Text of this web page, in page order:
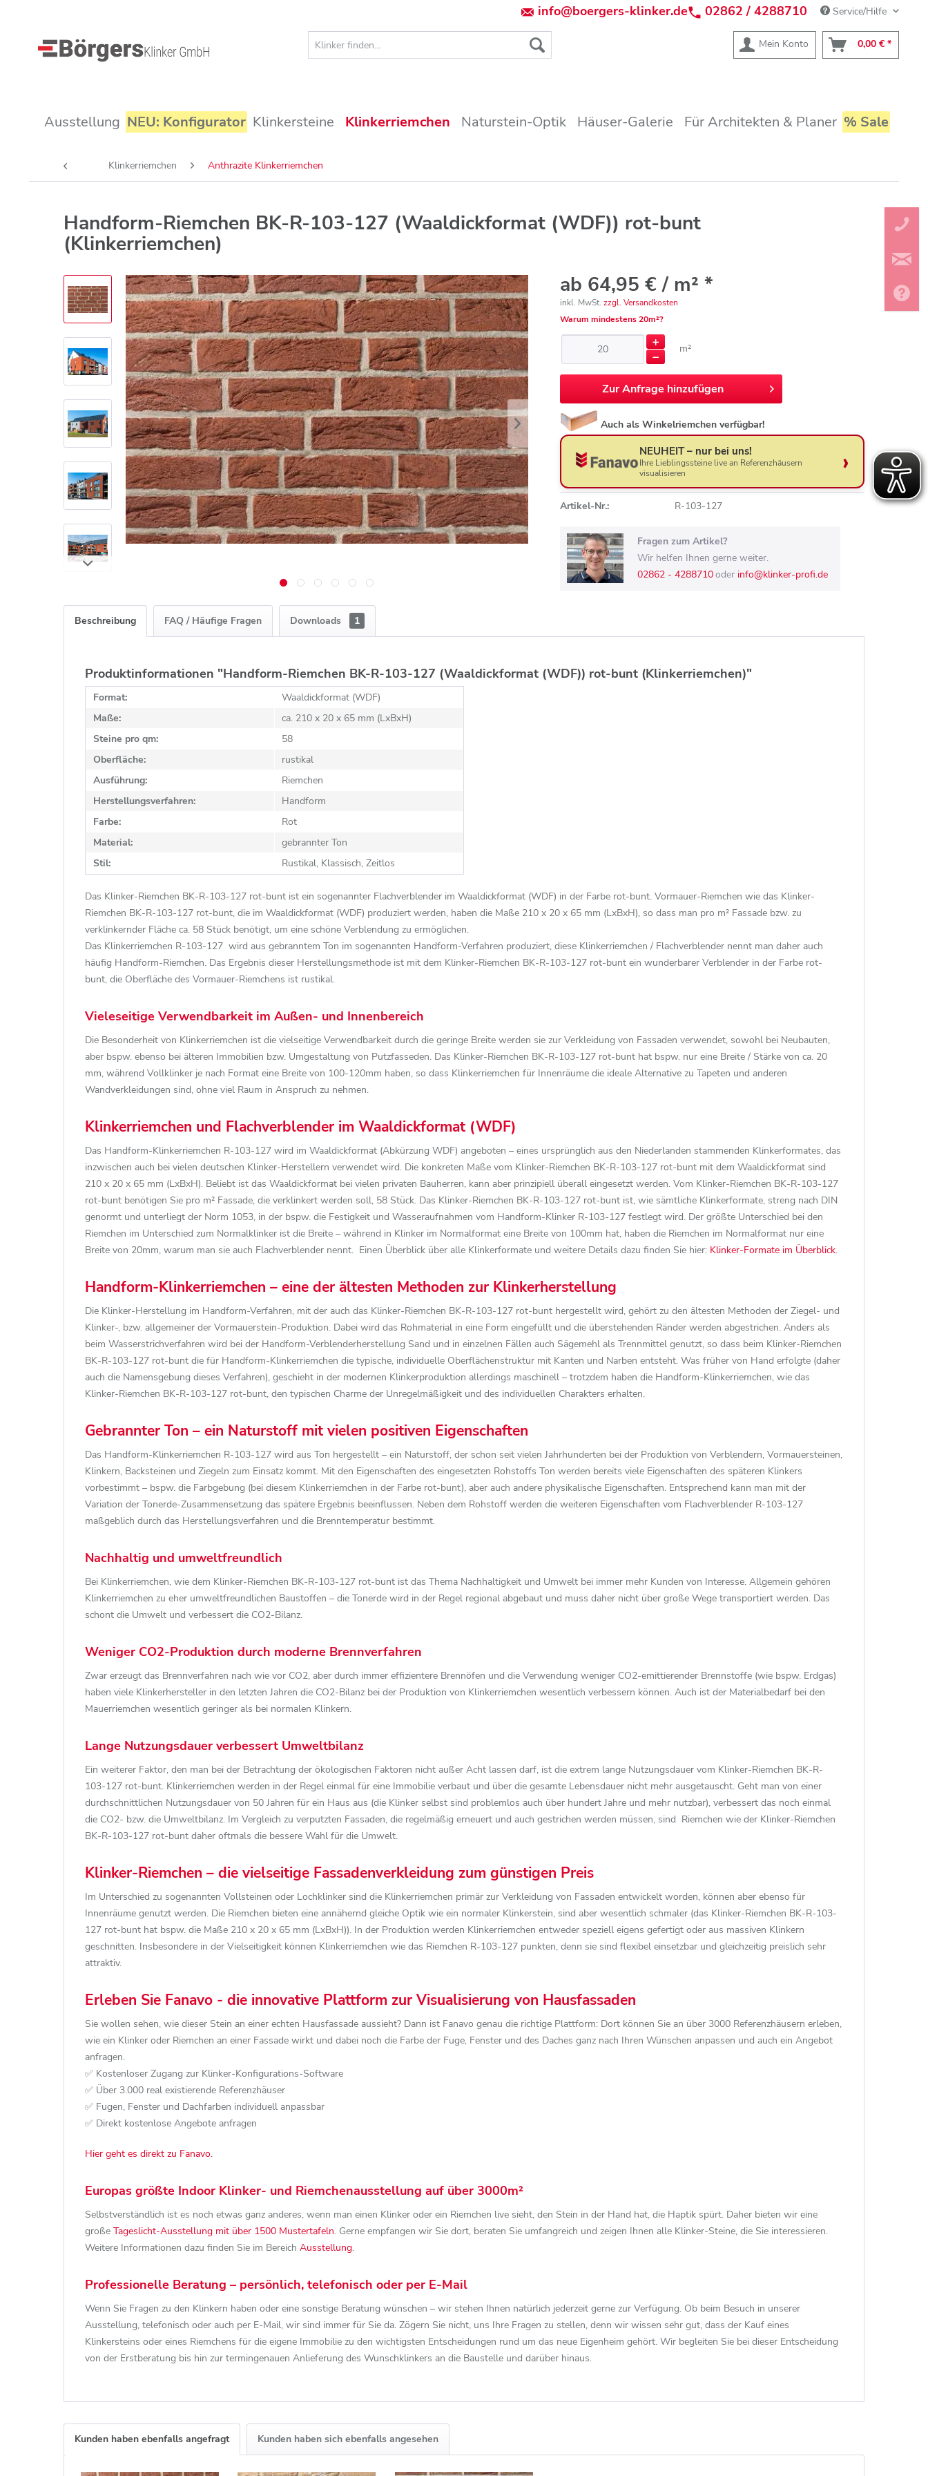
info@boergers-klinker.de 02862 / 4288710 Service/Hilfe
Mein Konto 0,00 € *
Ausstellung NEU: Konfigurator Klinkersteine Klinkerriemchen Naturstein-Optik Häuser-Galerie Für Architekten & Planer % Sale
Klinkerriemchen Anthrazite Klinkerriemchen
Handform-Riemchen BK-R-103-127 (Waaldickformat (WDF)) rot-bunt
(Klinkerriemchen)
ab 64,95 € / m² *
inkl. MwSt.zzgl. Versandkosten
Warum mindestens 20m²?
m²
ZurAnfrage hinzufügen
Auch als Winkelriemchen verfügbar!
NEUHEIT – nur bei uns!
Ihre Lieblingssteine live an Referenzhäusern
visualisieren
Artikel-Nr.: R-103-127
Fragen zum Artikel?
Wir helfen Ihnen gerne weiter.
02862 - 4288710oder info@klinker-profi.de
Beschreibung FAQ / Häufige Fragen Downloads 1
Produktinformationen "Handform-Riemchen BK-R-103-127 (Waaldickformat (WDF)) rot-bunt (Klinkerriemchen)"
Format:
Waaldickformat (WDF)
Maße:
ca. 210 x 20 x 65 mm (LxBxH)
Steine pro qm:
58
Oberfläche:
rustikal
Ausführung:
Riemchen
Herstellungsverfahren:
Handform
Farbe:
Rot
Material:
gebrannter Ton
Stil:
Rustikal, Klassisch, Zeitlos
Das Klinker-Riemchen BK-R-103-127 rot-bunt ist ein sogenannter Flachverblender im Waaldickformat (WDF) in der Farbe rot-bunt. Vormauer-Riemchen wie das Klinker-
Riemchen BK-R-103-127 rot-bunt, die im Waaldickformat (WDF) produziert werden, haben die Maße 210 x 20 x 65 mm (LxBxH), so dass man pro m² Fassade bzw. zu
verklinkernder Fläche ca. 58 Stück benötigt, um eine schöne Verblendung zu ermöglichen.
Das Klinkerriemchen R-103-127 wird aus gebranntem Ton im sogenannten Handform-Verfahren produziert, diese Klinkerriemchen / Flachverblender nennt man daher auch
häufig Handform-Riemchen. Das Ergebnis dieser Herstellungsmethode ist mit dem Klinker-Riemchen BK-R-103-127 rot-bunt ein wunderbarer Verblender in der Farbe rot-
bunt, die Oberfläche des Vormauer-Riemchens ist rustikal.
Vieleseitige Verwendbarkeit im Außen- und Innenbereich
Die Besonderheit von Klinkerriemchen ist die vielseitige Verwendbarkeit durch die geringe Breite werden sie zur Verkleidung von Fassaden verwendet, sowohl bei Neubauten,
aber bspw. ebenso bei älteren Immobilien bzw. Umgestaltung von Putzfasseden. Das Klinker-Riemchen BK-R-103-127 rot-bunt hat bspw. nur eine Breite / Stärke von ca. 20
mm, während Vollklinker je nach Format eine Breite von 100-120mm haben, so dass Klinkerriemchen für Innenräume die ideale Alternative zu Tapeten und anderen
Wandverkleidungen sind, ohne viel Raum in Anspruch zu nehmen.
Klinkerriemchen und Flachverblender im Waaldickformat (WDF)
Das Handform-Klinkerriemchen R-103-127 wird im Waaldickformat (Abkürzung WDF) angeboten – eines ursprünglich aus den Niederlanden stammenden Klinkerformates, das
inzwischen auch bei vielen deutschen Klinker-Herstellern verwendet wird. Die konkreten Maße vom Klinker-Riemchen BK-R-103-127 rot-bunt mit dem Waaldickformat sind
210 x 20 x 65 mm (LxBxH). Beliebt ist das Waaldickformat bei vielen privaten Bauherren, kann aber prinzipiell überall eingesetzt werden. Vom Klinker-Riemchen BK-R-103-127
rot-bunt benötigen Sie pro m² Fassade, die verklinkert werden soll, 58 Stück. Das Klinker-Riemchen BK-R-103-127 rot-bunt ist, wie sämtliche Klinkerformate, streng nach DIN
genormt und unterliegt der Norm 1053, in der bspw. die Festigkeit und Wasseraufnahmen vom Handform-Klinker R-103-127 festlegt wird. Der größte Unterschied bei den
Riemchen im Unterschied zum Normalklinker ist die Breite – während in Klinker im Normalformat eine Breite von 100mm hat, haben die Riemchen im Normalformat nur eine
Breite von 20mm, warum man sie auch Flachverblender nennt. Einen Überblick über alle Klinkerformate und weitere Details dazu finden Sie hier: Klinker-Formate im Überblick.
Handform-Klinkerriemchen – eine der ältesten Methoden zur Klinkerherstellung
Die Klinker-Herstellung im Handform-Verfahren, mit der auch das Klinker-Riemchen BK-R-103-127 rot-bunt hergestellt wird, gehört zu den ältesten Methoden der Ziegel- und
Klinker-, bzw. allgemeiner der Vormauerstein-Produktion. Dabei wird das Rohmaterial in eine Form eingefüllt und die überstehenden Ränder werden abgestrichen. Anders als
beim Wasserstrichverfahren wird bei der Handform-Verblenderherstellung Sand und in einzelnen Fällen auch Sägemehl als Trennmittel genutzt, so dass beim Klinker-Riemchen
BK-R-103-127 rot-bunt die für Handform-Klinkerriemchen die typische, individuelle Oberflächenstruktur mit Kanten und Narben entsteht. Was früher von Hand erfolgte (daher
auch die Namensgebung dieses Verfahren), geschieht in der modernen Klinkerproduktion allerdings maschinell – trotzdem haben die Handform-Klinkerriemchen, wie das
Klinker-Riemchen BK-R-103-127 rot-bunt, den typischen Charme der Unregelmäßigkeit und des individuellen Charakters erhalten.
Gebrannter Ton – ein Naturstoff mit vielen positiven Eigenschaften
Das Handform-Klinkerriemchen R-103-127 wird aus Ton hergestellt – ein Naturstoff, der schon seit vielen Jahrhunderten bei der Produktion von Verblendern, Vormauersteinen,
Klinkern, Backsteinen und Ziegeln zum Einsatz kommt. Mit den Eigenschaften des eingesetzten Rohstoffs Ton werden bereits viele Eigenschaften des späteren Klinkers
vorbestimmt – bspw. die Farbgebung (bei diesem Klinkerriemchen in der Farbe rot-bunt), aber auch andere physikalische Eigenschaften. Entsprechend kann man mit der
Variation der Tonerde-Zusammensetzung das spätere Ergebnis beeinflussen. Neben dem Rohstoff werden die weiteren Eigenschaften vom Flachverblender R-103-127
maßgeblich durch das Herstellungsverfahren und die Brenntemperatur bestimmt.
Nachhaltig und umweltfreundlich
Bei Klinkerriemchen, wie dem Klinker-Riemchen BK-R-103-127 rot-bunt ist das Thema Nachhaltigkeit und Umwelt bei immer mehr Kunden von Interesse. Allgemein gehören
Klinkerriemchen zu eher umweltfreundlichen Baustoffen – die Tonerde wird in der Regel regional abgebaut und muss daher nicht über große Wege transportiert werden. Das
schont die Umwelt und verbessert die CO2-Bilanz.
Weniger CO2-Produktion durch moderne Brennverfahren
Zwar erzeugt das Brennverfahren nach wie vor CO2, aber durch immer effizientere Brennöfen und die Verwendung weniger CO2-emittierender Brennstoffe (wie bspw. Erdgas)
haben viele Klinkerhersteller in den letzten Jahren die CO2-Bilanz bei der Produktion von Klinkerriemchen wesentlich verbessern können. Auch ist der Materialbedarf bei den
Mauerriemchen wesentlich geringer als bei normalen Klinkern.
Lange Nutzungsdauer verbessert Umweltbilanz
Ein weiterer Faktor, den man bei der Betrachtung der ökologischen Faktoren nicht außer Acht lassen darf, ist die extrem lange Nutzungsdauer vom Klinker-Riemchen BK-R-
103-127 rot-bunt. Klinkerriemchen werden in der Regel einmal für eine Immobilie verbaut und über die gesamte Lebensdauer nicht mehr ausgetauscht. Geht man von einer
durchschnittlichen Nutzungsdauer von 50 Jahren für ein Haus aus (die Klinker selbst sind problemlos auch über hundert Jahre und mehr nutzbar), verbessert das noch einmal
die CO2- bzw. die Umweltbilanz. Im Vergleich zu verputzten Fassaden, die regelmäßig erneuert und auch gestrichen werden müssen, sind Riemchen wie der Klinker-Riemchen
BK-R-103-127 rot-bunt daher oftmals die bessere Wahl für die Umwelt.
Klinker-Riemchen – die vielseitige Fassadenverkleidung zum günstigen Preis
Im Unterschied zu sogenannten Vollsteinen oder Lochklinker sind die Klinkerriemchen primär zur Verkleidung von Fassaden entwickelt worden, können aber ebenso für
Innenräume genutzt werden. Die Riemchen bieten eine annähernd gleiche Optik wie ein normaler Klinkerstein, sind aber wesentlich schmaler (das Klinker-Riemchen BK-R-103-
127 rot-bunt hat bspw. die Maße 210 x 20 x 65 mm (LxBxH)). In der Produktion werden Klinkerriemchen entweder speziell eigens gefertigt oder aus massiven Klinkern
geschnitten. Insbesondere in der Vielseitigkeit können Klinkerriemchen wie das Riemchen R-103-127 punkten, denn sie sind flexibel einsetzbar und gleichzeitig preislich sehr
attraktiv.
Erleben Sie Fanavo - die innovative Plattform zur Visualisierung von Hausfassaden
Sie wollen sehen, wie dieser Stein an einer echten Hausfassade aussieht? Dann ist Fanavo genau die richtige Plattform: Dort können Sie an über 3000 Referenzhäusern erleben,
wie ein Klinker oder Riemchen an einer Fassade wirkt und dabei noch die Farbe der Fuge, Fenster und des Daches ganz nach Ihren Wünschen anpassen und auch ein Angebot
anfragen.
✅ Kostenloser Zugang zur Klinker-Konfigurations-Software
✅ Über 3.000 real existierende Referenzhäuser
✅ Fugen, Fenster und Dachfarben individuell anpassbar
✅ Direkt kostenlose Angebote anfragen
Hier geht es direkt zu Fanavo.
Europas größte Indoor Klinker- und Riemchenausstellung auf über 3000m²
Selbstverständlich ist es noch etwas ganz anderes, wenn man einen Klinker oder ein Riemchen live sieht, den Stein in der Hand hat, die Haptik spürt. Daher bieten wir eine
große Tageslicht-Ausstellung mit über 1500 Mustertafeln. Gerne empfangen wir Sie dort, beraten Sie umfangreich und zeigen Ihnen alle Klinker-Steine, die Sie interessieren.
Weitere Informationen dazu finden Sie im Bereich Ausstellung.
Professionelle Beratung – persönlich, telefonisch oder per E-Mail
Wenn Sie Fragen zu den Klinkern haben oder eine sonstige Beratung wünschen – wir stehen Ihnen natürlich jederzeit gerne zur Verfügung. Ob beim Besuch in unserer
Ausstellung, telefonisch oder auch per E-Mail, wir sind immer für Sie da. Zögern Sie nicht, uns Ihre Fragen zu stellen, denn wir wissen sehr gut, dass der Kauf eines
Klinkersteins oder eines Riemchens für die eigene Immobilie zu den wichtigsten Entscheidungen rund um das neue Eigenheim gehört. Wir begleiten Sie bei dieser Entscheidung
von der Erstberatung bis hin zur termingenauen Anlieferung des Wunschklinkers an die Baustelle und darüber hinaus.
Kunden haben ebenfalls angefragt Kunden haben sich ebenfalls angesehen